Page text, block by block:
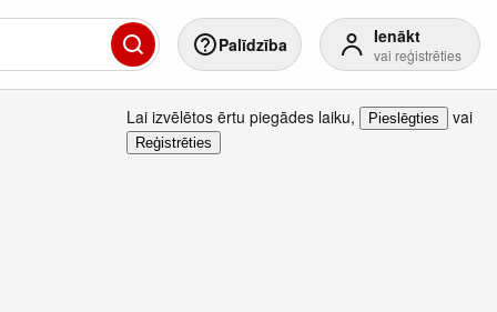
Palīdzība Ienākt
vai reģistrēties
Lai izvēlētos ērtu piegādes laiku, Pieslēgties vai
Reģistrēties